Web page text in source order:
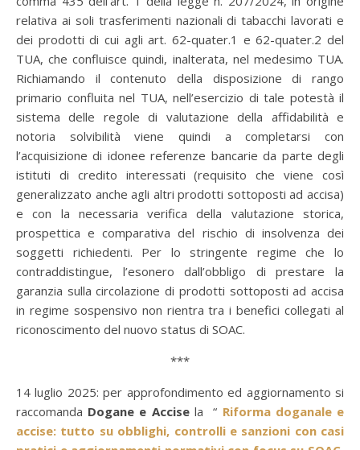
relativa ai soli trasferimenti nazionali di tabacchi lavorati e
dei prodotti di cui agli art. 62-quater.1 e 62-quater.2 del
TUA, che confluisce quindi, inalterata, nel medesimo TUA.
Richiamando il contenuto della disposizione di rango
primario confluita nel TUA, nell’esercizio di tale potestà il
sistema delle regole di valutazione della affidabilità e
notoria solvibilità viene quindi a completarsi con
l’acquisizione di idonee referenze bancarie da parte degli
istituti di credito interessati (requisito che viene così
generalizzato anche agli altri prodotti sottoposti ad accisa)
e con la necessaria verifica della valutazione storica,
prospettica e comparativa del rischio di insolvenza dei
soggetti richiedenti. Per lo stringente regime che lo
contraddistingue, l’esonero dall’obbligo di prestare la
garanzia sulla circolazione di prodotti sottoposti ad accisa
in regime sospensivo non rientra tra i benefici collegati al
riconoscimento del nuovo status di SOAC.
***
14 luglio 2025: per approfondimento ed aggiornamento si
raccomanda Dogane e Accisela “ Riforma doganale e
accise: tutto su obblighi, controlli e sanzioni con casi